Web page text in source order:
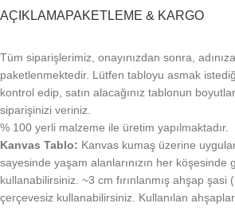
AÇIKLAMAPAKETLEME & KARGO
Tüm siparişlerimiz, onayınızdan sonra,
paketlenmektedir. Lütfen tabloyu asmak
kontrol edip, satın alacağınız tablonun
siparişinizi veriniz.
% 100 yerli malzeme ile üretim yapılmaktadır.
Kanvas Tablo: Kanvas kumaş üzerine
sayesinde yaşam alanlarınızın her köşesinde
kullanabilirsiniz. ~3 cm fırınlanmış ahşap şasi
çerçevesiz kullanabilirsiniz. Kullanılan